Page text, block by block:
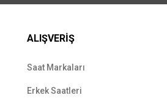
ALIŞVERİŞ
Saat Markaları
Erkek Saatleri